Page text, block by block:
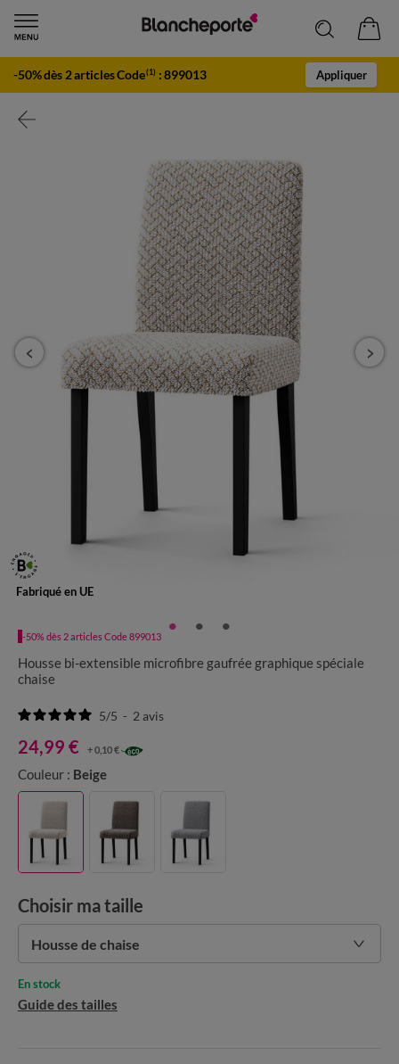
-50% dès 2 articles Code(1) :899013 Appliquer
Fabriqué en UE
-50% dès 2 articles Code 899013
Housse bi-extensible microfibre gaufrée graphique spéciale
chaise
5/5 - 2 avis
24,99 € + 0,10 €
Couleur : Beige
Choisir ma taille
Housse de chaise
Guide des tailles
En stock